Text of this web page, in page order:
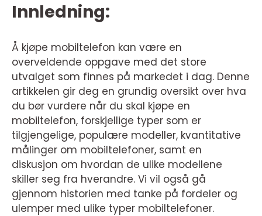
Innledning:
Å kjøpe mobiltelefon kan være en
overveldende oppgave med det store
utvalget som finnes på markedet i dag. Denne
artikkelen gir deg en grundig oversikt over hva
du bør vurdere når du skal kjøpe en
mobiltelefon, forskjellige typer som er
tilgjengelige, populære modeller, kvantitative
målinger om mobiltelefoner, samt en
diskusjon om hvordan de ulike modellene
skiller seg fra hverandre. Vi vil også gå
gjennom historien med tanke på fordeler og
ulemper med ulike typer mobiltelefoner.